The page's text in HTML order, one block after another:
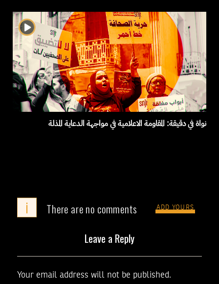
نواة في دقيقة: المقاومة الاعلامية في مواجهة الدعاية المذلة
i There are no comments ADD YOURS
Leave a Reply
Your email address will not be published.